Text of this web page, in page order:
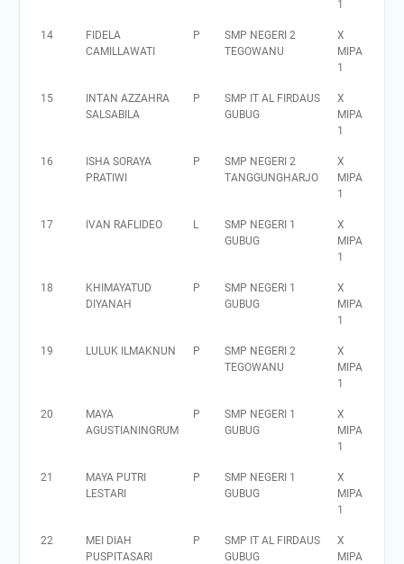
1
14
FIDELA
CAMILLAWATI
P
SMP NEGERI 2
TEGOWANU
X
MIPA
1
15
INTAN AZZAHRA
SALSABILA
P
SMP IT AL FIRDAUS
GUBUG
X
MIPA
1
16
ISHA SORAYA
PRATIWI
P
SMP NEGERI 2
TANGGUNGHARJO
X
MIPA
1
17 IVAN RAFLIDEO L
SMP NEGERI 1
GUBUG
X
MIPA
1
18
KHIMAYATUD
DIYANAH
P
SMP NEGERI 1
GUBUG
X
MIPA
1
19 LULUK ILMAKNUN P
SMP NEGERI 2
TEGOWANU
X
MIPA
1
20
MAYA
AGUSTIANINGRUM
P
SMP NEGERI 1
GUBUG
X
MIPA
1
21
MAYA PUTRI
LESTARI
P
SMP NEGERI 1
GUBUG
X
MIPA
1
22
MEI DIAH
PUSPITASARI
P
SMP IT AL FIRDAUS
GUBUG
X
MIPA